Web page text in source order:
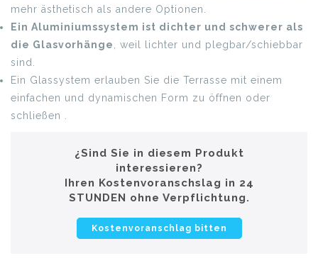
mehr ästhetisch als andere Optionen.
Ein Aluminiumssystem ist dichter und schwerer als
die Glasvorhänge
, weil lichter und plegbar/schiebbar
sind.
Ein Glassystem erlauben Sie die Terrasse mit einem
einfachen und dynamischen Form zu öffnen oder
schließen .
¿Sind Sie in diesem Produkt
interessieren?
Ihren Kostenvoranschslag in 24
STUNDEN ohne Verpflichtung.
Kostenvoranschlag bitten